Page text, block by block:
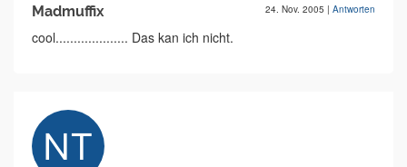
Madmuffix 24. Nov. 2005 | Antworten
cool.................... Das kan ich nicht.